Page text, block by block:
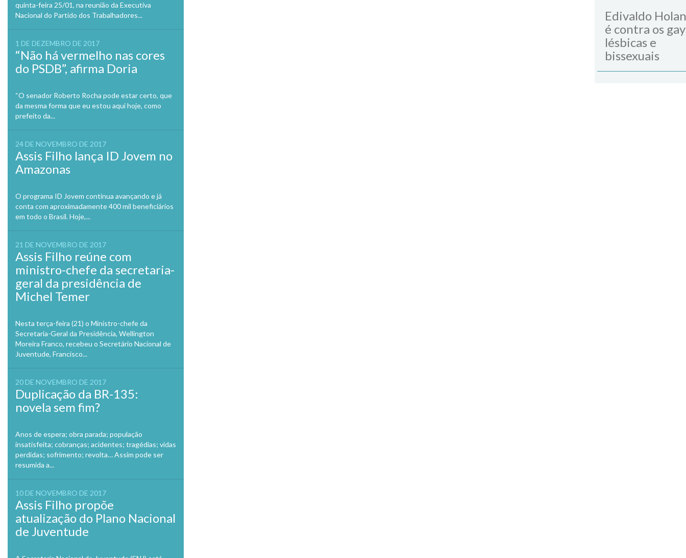
quinta-feira 25/01, na reunião da Executiva
Nacional do Partido dos Trabalhadores...
1 DE DEZEMBRO DE 2017
“Não há vermelho nas cores
do PSDB”, afirma Doria
“O senador Roberto Rocha pode estar certo, que
da mesma forma que eu estou aqui hoje, como
prefeito da...
24 DE NOVEMBRO DE 2017
Assis Filho lança ID Jovem no
Amazonas
O programa ID Jovem continua avançando e já
conta com aproximadamente 400 mil beneficiários
em todo o Brasil. Hoje,...
21 DE NOVEMBRO DE 2017
Assis Filho reúne com
ministro-chefe da secretaria-
geral da presidência de
Michel Temer
Nesta terça-feira (21) o Ministro-chefe da
Secretaria-Geral da Presidência, Wellington
Moreira Franco, recebeu o Secretário Nacional de
Juventude, Francisco...
20 DE NOVEMBRO DE 2017
Duplicação da BR-135:
novela sem fim?
Anos de espera; obra parada; população
insatisfeita; cobranças; acidentes; tragédias; vidas
perdidas; sofrimento; revolta… Assim pode ser
resumida a...
10 DE NOVEMBRO DE 2017
Assis Filho propõe
atualização do Plano Nacional
de Juventude
Edivaldo
é contra os
lésbicas e
bissexuais